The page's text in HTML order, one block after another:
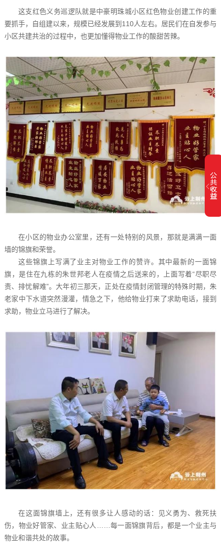
这支红色义务巡逻队就是中豪明珠城小区红色物业创建工作的重
要抓手，自组建以来，规模已经发展到110人左右。居民们在自发参与
小区共建共治的过程中，也更加懂得物业工作的酸甜苦辣。
在小区的物业办公室里，还有一处特别的风景，那就是满满一面
墙的锦旗和荣誉。
这些锦旗上写满了业主对物业工作的赞许。其中最新的一面锦
旗，是住在九栋的朱世邦老人在疫情之后送来的，上面写着“尽职尽
责、排忧解难”。大年初三那天，正处在疫情封闭管理的特殊时期，朱
老家中下水道突然漫灌，情急之下，他给物业打来了求助电话，接到
求助，物业立马进行了解决。
在这面锦旗墙上，还有很多让人感动的话：见义勇为、救死扶
伤，物业好管家、业主贴心人……每一面锦旗背后，都是一个业主与
物业和谐共处的故事。